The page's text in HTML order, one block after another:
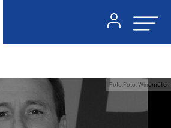
Foto:Foto: Windmüller